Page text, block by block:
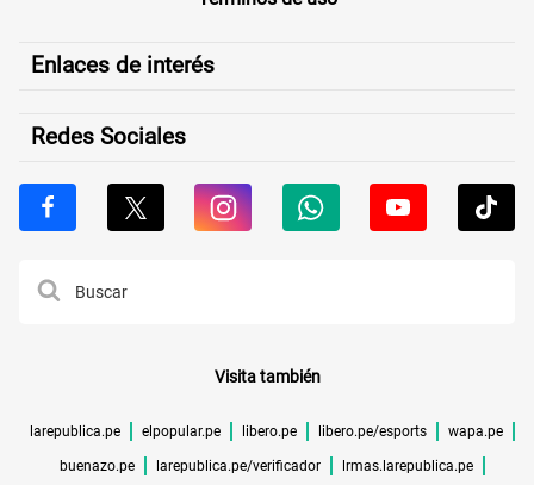
Enlaces de interés
Redes Sociales
Visita también
larepublica.pe elpopular.pe libero.pe libero.pe/esports wapa.pe
buenazo.pe larepublica.pe/verificador lrmas.larepublica.pe